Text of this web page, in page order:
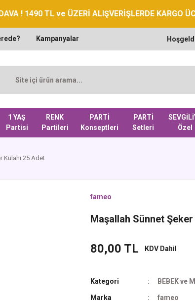
! 1490 TL ve ÜZERİ ALIŞVERİŞLERDE KARGO
Kampanyalar
1 YAŞ
Partisi
RENK
Partileri
PARTİ
Konseptleri
PARTİ
Setleri
Özel
Külahı 25 Adet
fameo
Maşallah Sünnet Şeker
80,00 TL KDV Dahil
Kategori BEBEK ve
Marka fameo